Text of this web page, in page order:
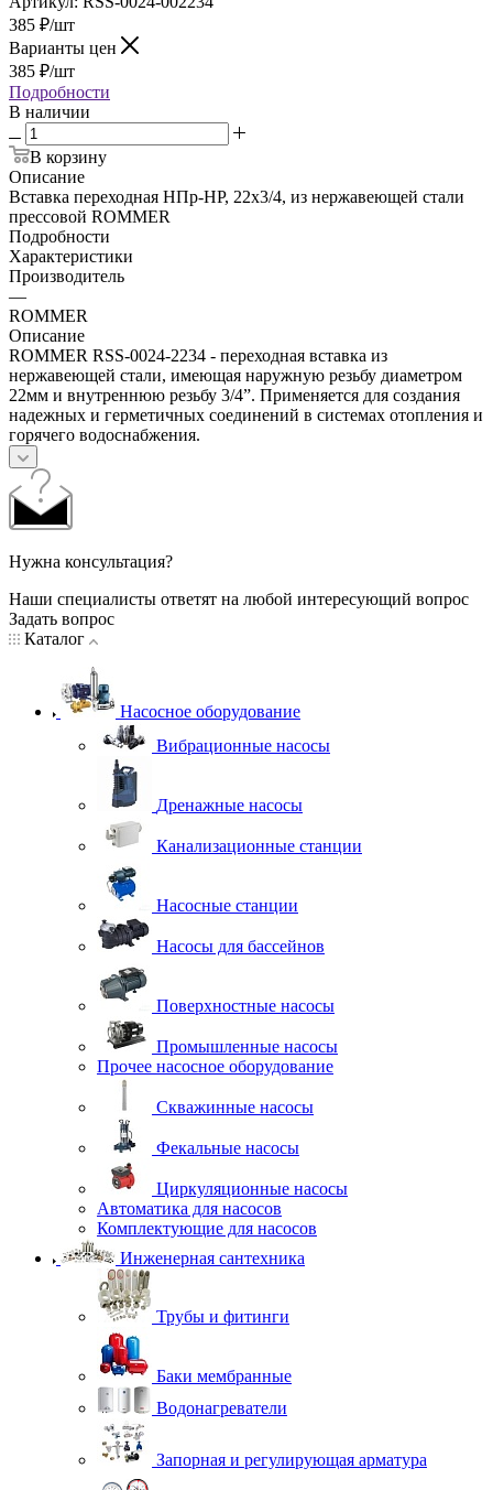
385 ₽/шт
Варианты цен
385 ₽/шт
Подробности
В наличии
В корзину
Описание
Вставка переходная НПр-НР, 22х3/4, из нержавеющей стали
прессовой ROMMER
Подробности
Характеристики
Производитель
—
ROMMER
Описание
ROMMER RSS-0024-2234 - переходная вставка из
нержавеющей стали, имеющая наружную резьбу диаметром
22мм и внутреннюю резьбу 3/4”. Применяется для создания
надежных и герметичных соединений в системах отопления и
горячего водоснабжения.
Нужна консультация?
Наши специалисты ответят на любой интересующий вопрос
Задать вопрос
Каталог
Насосное оборудование
Вибрационные насосы
Дренажные насосы
Канализационные станции
Насосные станции
Насосы для бассейнов
Поверхностные насосы
Промышленные насосы
Прочее насосное оборудование
Скважинные насосы
Фекальные насосы
Циркуляционные насосы
Автоматика для насосов
Комплектующие для насосов
Инженерная сантехника
Трубы и фитинги
Баки мембранные
Водонагреватели
Запорная и регулирующая арматура